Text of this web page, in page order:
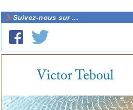
Suivez-nous sur ...